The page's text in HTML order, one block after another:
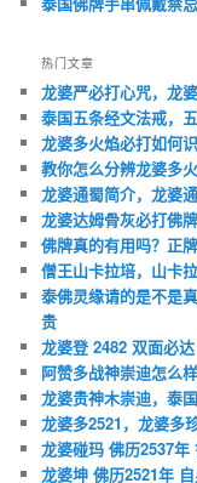
热门文章
龙婆严必打心咒，龙
泰国五条经文法戒，
龙婆多火焰必打如何
教你怎么分辨龙婆多
龙婆通蜀简介，龙婆
龙婆达姆骨灰必打佛牌
佛牌真的有用吗？正
僧王山卡拉培，山卡
泰佛灵缘请的是不是
贵
龙婆登 2482 双面必
阿赞多战神崇迪怎么
龙婆贵神木崇迪，泰
龙婆多2521，龙婆多
龙婆碰玛 佛历2537年
龙婆坤 佛历2521年